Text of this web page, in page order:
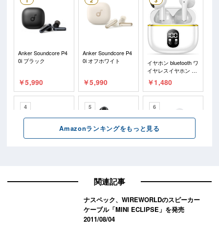
関連記事
ナスペック、WIREWORLDのスピーカー
ケーブル「MINI ECLIPSE」を発売
2011/08/04